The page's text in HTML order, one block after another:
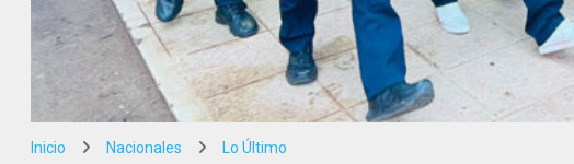
Inicio Nacionales Lo Último